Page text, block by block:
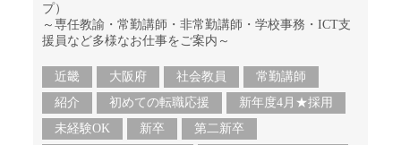
プ）
～専任教諭・常勤講師・非常勤講師・学校事務・ICT支
援員など多様なお仕事をご案内～
近畿 大阪府 社会教員
常勤講師
紹介
初めての転職応援
新年度4月★採用
未経験OK
新卒
第二新卒